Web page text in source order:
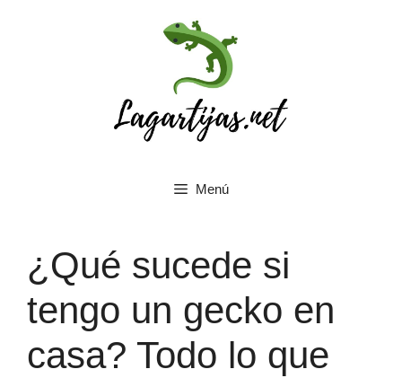
Menú
¿Qué sucede si
tengo un gecko en
casa? Todo lo que